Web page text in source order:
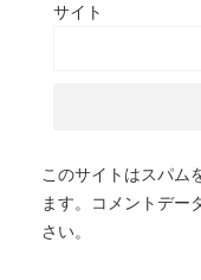
サイト
このサイトはスパム
ます。
コメントデー
さい。